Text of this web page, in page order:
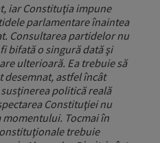
iar Constituţia impune
parlamentare înaintea
Consultarea partidelor nu
bifată o singură dată şi
ulterioară. Ea trebuie să
desemnat, astfel încât
politică reală
Constituţiei nu
Tocmai în
trebuie